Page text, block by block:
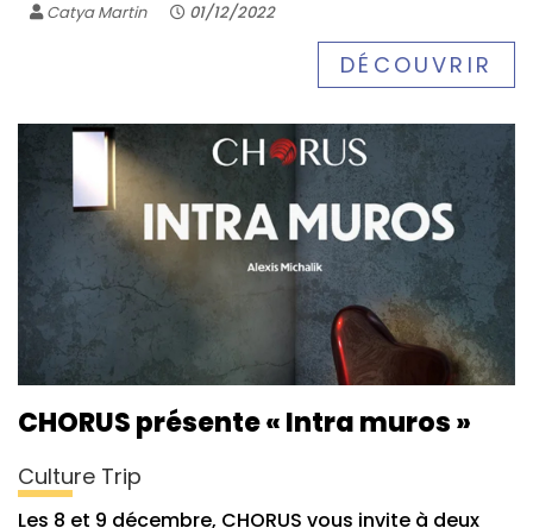
Catya Martin 01/12/2022
DÉCOUVRIR
CHORUS présente « Intra muros »
Culture Trip
Les 8 et 9 décembre, CHORUS vous invite à deux